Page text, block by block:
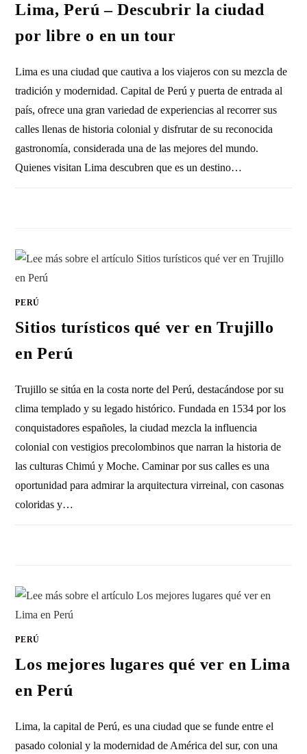
Lima, Perú – Descubrir la ciudad
por libre o en un tour
Lima es una ciudad que cautiva a los viajeros con su mezcla de
tradición y modernidad. Capital de Perú y puerta de entrada al
país, ofrece una gran variedad de experiencias al recorrer sus
calles llenas de historia colonial y disfrutar de su reconocida
gastronomía, considerada una de las mejores del mundo.
Quienes visitan Lima descubren que es un destino…
PERÚ
Sitios turísticos qué ver en Trujillo
en Perú
Trujillo se sitúa en la costa norte del Perú, destacándose por su
clima templado y su legado histórico. Fundada en 1534 por los
conquistadores españoles, la ciudad mezcla la influencia
colonial con vestigios precolombinos que narran la historia de
las culturas Chimú y Moche. Caminar por sus calles es una
oportunidad para admirar la arquitectura virreinal, con casonas
coloridas y…
PERÚ
Los mejores lugares qué ver en Lima
en Perú
Lima, la capital de Perú, es una ciudad que se funde entre el
pasado colonial y la modernidad de América del sur, con una